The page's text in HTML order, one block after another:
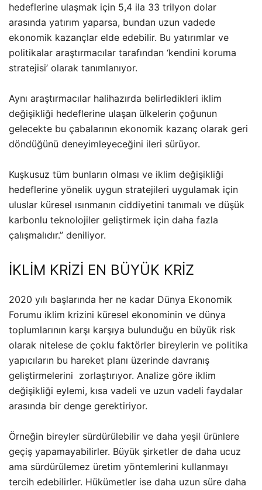
hedeflerine ulaşmak için 5,4 ila 33 trilyon dolar
arasında yatırım yaparsa, bundan uzun vadede
ekonomik kazançlar elde edebilir. Bu yatırımlar ve
politikalar araştırmacılar tarafından ‘kendini koruma
stratejisi’ olarak tanımlanıyor.
Aynı araştırmacılar halihazırda belirledikleri iklim
değişikliği hedeflerine ulaşan ülkelerin çoğunun
gelecekte bu çabalarının ekonomik kazanç olarak geri
döndüğünü deneyimleyeceğini ileri sürüyor.
Kuşkusuz tüm bunların olması ve iklim değişikliği
hedeflerine yönelik uygun stratejileri uygulamak için
uluslar küresel ısınmanın ciddiyetini tanımalı ve düşük
karbonlu teknolojiler geliştirmek için daha fazla
çalışmalıdır.” deniliyor.
İKLİM KRİZİ EN BÜYÜK KRİZ
2020 yılı başlarında her ne kadar Dünya Ekonomik
Forumu iklim krizini küresel ekonominin ve dünya
toplumlarının karşı karşıya bulunduğu en büyük risk
olarak nitelese de çoklu faktörler bireylerin ve politika
yapıcıların bu hareket planı üzerinde davranış
geliştirmelerini zorlaştırıyor. Analize göre iklim
değişikliği eylemi, kısa vadeli ve uzun vadeli faydalar
arasında bir denge gerektiriyor.
Örneğin bireyler sürdürülebilir ve daha yeşil ürünlere
geçiş yapamayabilirler. Büyük şirketler de daha ucuz
ama sürdürülemez üretim yöntemlerini kullanmayı
tercih edebilirler. Hükümetler ise daha uzun süre daha